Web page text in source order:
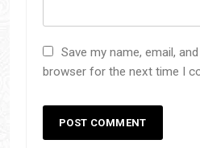
Save my name, email,
browser for the next time I